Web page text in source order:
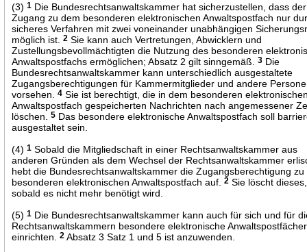
(3)1 Die Bundesrechtsanwaltskammer hat sicherzustellen, dass der
Zugang zu dem besonderen elektronischen Anwaltspostfach nur
sicheres Verfahren mit zwei voneinander unabhängigen
möglich ist.2 Sie kann auch Vertretungen, Abwicklern und
Zustellungsbevollmächtigten die Nutzung des besonderen
Anwaltspostfachs ermöglichen; Absatz 2 gilt sinngemäß.3 Die
Bundesrechtsanwaltskammer kann unterschiedlich ausgestaltete
Zugangsberechtigungen für Kammermitglieder und andere
vorsehen.4 Sie ist berechtigt, die in dem besonderen
Anwaltspostfach gespeicherten Nachrichten nach angemessener
löschen.5 Das besondere elektronische Anwaltspostfach soll
ausgestaltet sein.
(4)1 Sobald die Mitgliedschaft in einer Rechtsanwaltskammer aus
anderen Gründen als dem Wechsel der Rechtsanwaltskammer
hebt die Bundesrechtsanwaltskammer die Zugangsberechtigung zu
besonderen elektronischen Anwaltspostfach auf.2 Sie löscht dieses,
sobald es nicht mehr benötigt wird.
(5)1 Die Bundesrechtsanwaltskammer kann auch für sich und für
Rechtsanwaltskammern besondere elektronische Anwaltspostfächer
einrichten.2 Absatz 3 Satz 1 und 5 ist anzuwenden.